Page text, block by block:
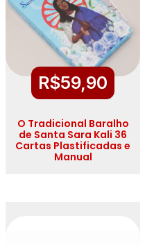
R$59,90
O Tradicional Baralho
de Santa Sara Kali 36
Cartas Plastificadas e
Manual